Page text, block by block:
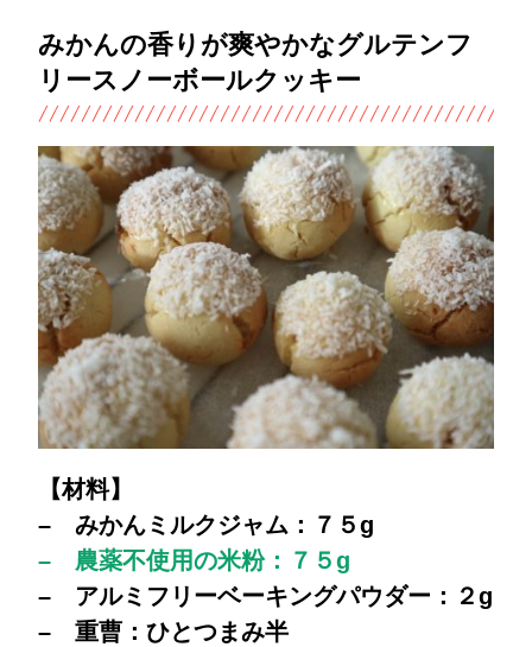
みかんの香りが爽やかなグルテンフ
リースノーボールクッキー
【材料】
– みかんミルクジャム：７５g
– 農薬不使用の米粉：７５g
– アルミフリーベーキングパウダー：２g
– 重曹：ひとつまみ半